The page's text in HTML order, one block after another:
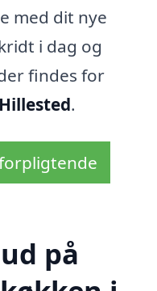
med dit nye
i dag og
findes for
.
på